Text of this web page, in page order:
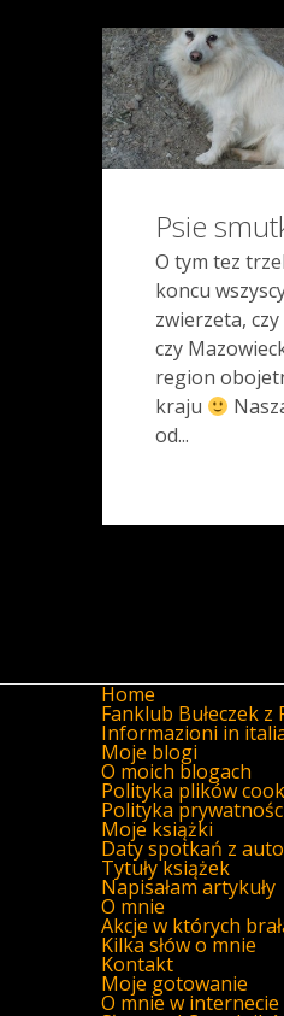
Psie
O tym tez
koncu
zwierzeta,
czy
region
kraju
od...
Home
Fanklub Bułeczek z
Informazioni in
Moje blogi
O moich blogach
Polityka plików
Polityka
Moje książki
Daty spotkań z
Tytuły książek
Napisałam artykuły
O mnie
Akcje w których
Kilka słów o mnie
Kontakt
Moje gotowanie
O mnie w internecie